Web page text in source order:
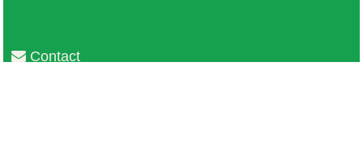
Contact